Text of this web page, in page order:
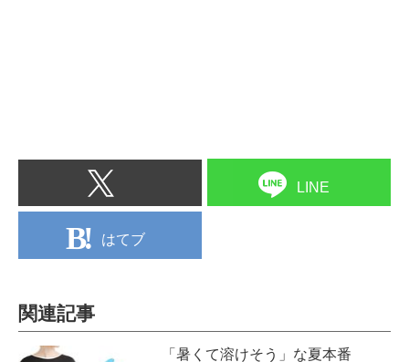
LINE
はてブ
関連記事
「暑くて溶けそう」な夏本番